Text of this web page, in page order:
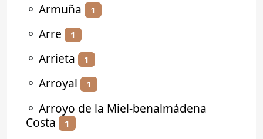
⚬ Armuña 1
⚬ Arre 1
⚬ Arrieta 1
⚬ Arroyal 1
⚬ Arroyo de la Miel-benalmádena
Costa
1